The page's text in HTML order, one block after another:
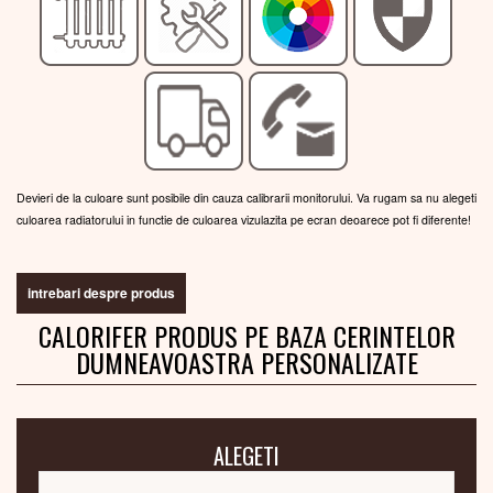
Devieri de la culoare sunt posibile din cauza calibrarii monitorului. Va rugam sa nu alegeti
culoarea radiatorului in functie de culoarea vizulazita pe ecran deoarece pot fi diferente!
intrebari despre produs
CALORIFER PRODUS PE BAZA CERINTELOR
DUMNEAVOASTRA PERSONALIZATE
ALEGETI